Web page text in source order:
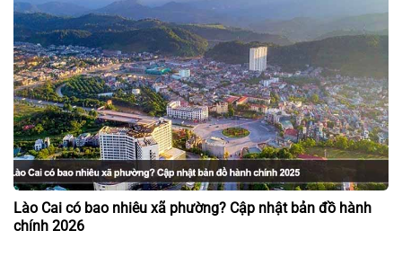
Lào Cai có bao nhiêu xã phường? Cập nhật bản đồ hành
chính 2026